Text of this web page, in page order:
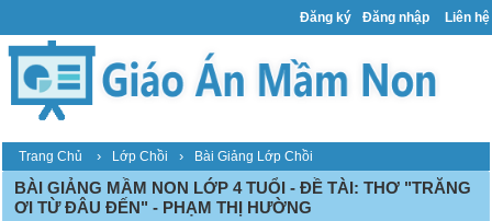
Đăng ký Đăng nhập Liên hệ
Trang Chủ › Lớp Chồi › Bài Giảng Lớp Chồi
BÀI GIẢNG MẦM NON LỚP 4 TUỔI - ĐỀ TÀI: THƠ "TRĂNG
ƠI TỪ ĐÂU ĐẾN" - PHẠM THỊ HƯỜNG